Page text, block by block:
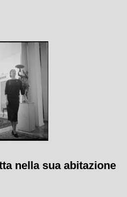
nella sua abitazione